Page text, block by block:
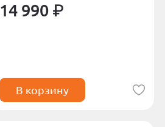
14 990 ₽
В корзину